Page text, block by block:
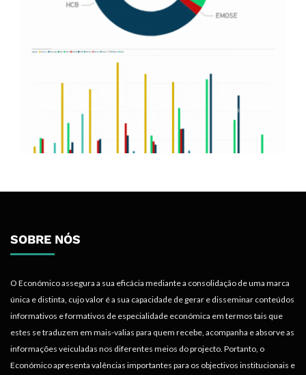
SOBRE NÓS
O Económico assegura a sua eficácia mediante a consolidação de uma marca
única e distinta, cujo valor é a sua capacidade de gerar e disseminar conteúdos
informativos e formativos de especialidade económica em termos tais que
estes se traduzem em mais-valias para quem recebe, acompanha e absorve as
informações veiculadas nos diferentes meios do projecto. Portanto, o
Económico apresenta valências importantes para os objectivos institucionais e